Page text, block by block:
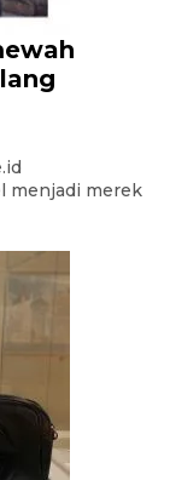
menjadi merek